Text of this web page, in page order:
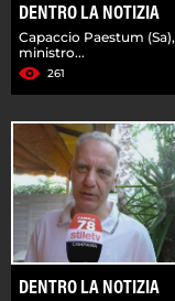
DENTRO LA NOTIZIA
Capaccio Paestum (Sa),
ministro...
261
DENTRO LA NOTIZIA